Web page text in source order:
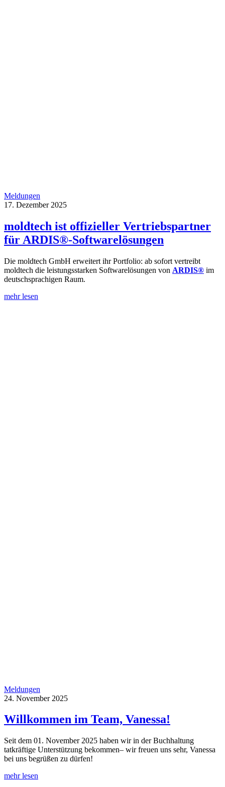
Meldungen
17. Dezember 2025
moldtech ist offizieller Vertriebspartner
für ARDIS®-Softwarelösungen
Die moldtech GmbH erweitert ihr Portfolio: ab sofort vertreibt
moldtech die leistungsstarken Softwarelösungen von ARDIS® im
deutschsprachigen Raum.
mehr lesen
Meldungen
24. November 2025
Willkommen im Team, Vanessa!
Seit dem 01. November 2025 haben wir in der Buchhaltung
tatkräftige Unterstützung bekommen– wir freuen uns sehr, Vanessa
bei uns begrüßen zu dürfen!
mehr lesen